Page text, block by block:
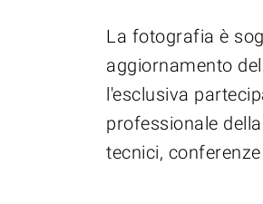
La fotografia è
aggiornamento
l'esclusiva
professionale
tecnici,